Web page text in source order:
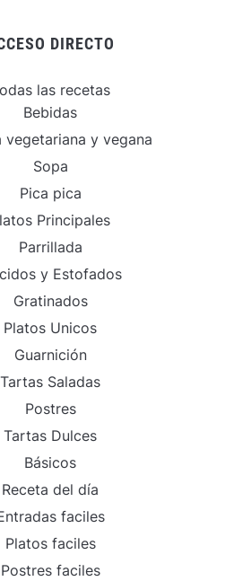
DIRECTO
las recetas
Bebidas
vegetariana y vegana
Sopa
Pica pica
Principales
Parrillada
y Estofados
Gratinados
Platos Unicos
Guarnición
Tartas Saladas
Postres
Tartas Dulces
Básicos
Receta del día
faciles
Platos faciles
Postres faciles